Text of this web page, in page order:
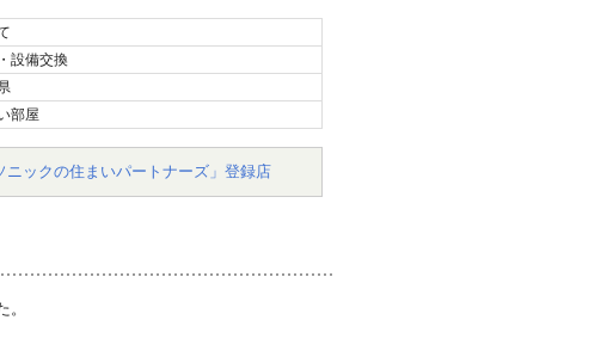
設備交換
部屋
ニックの住まいパートナーズ」登録店